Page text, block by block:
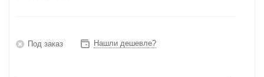
Под заказ Нашли дешевле?